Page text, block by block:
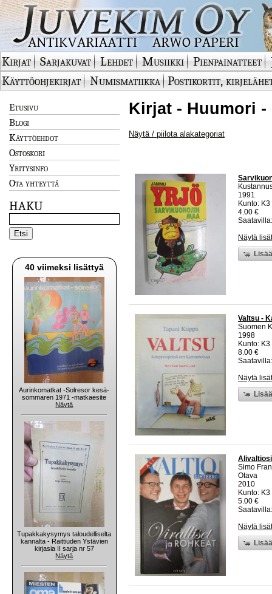
Kirjat Sarjakuvat Lehdet Musiikki Pienpainatteet
Käyttöohjekirjat
Numismatiikka Postikortit,
Etusivu
Blogi
Käyttöehdot
Ostoskori
Yritysinfo
Ota yhteyttä
HAKU
40 viimeksi lisättyä
Aurinkomatkat -Solresor kesä-
sommaren 1971 -matkaesite
Näytä
Tupakkakysymys taloudelliselta
kannalta - Raittiuden Ystävien
kirjasia II sarja nr 57
Näytä
Kirjat - Huumori
Näytä / piilota alakategoriat
1991
Kunto:
4.00 €
Näytä
Valtsu -
Suomen
1998
Kunto:
8.00 €
Näytä
Simo
Otava
2010
Kunto:
5.00 €
Näytä